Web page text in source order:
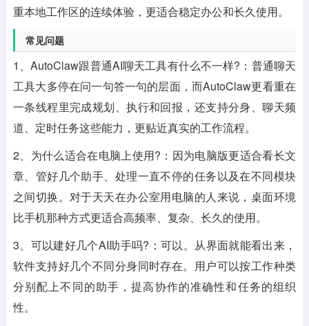
重本地工作区的连续体验，更适合稳定办公和长久使用。
常见问题
1、AutoClaw跟普通AI聊天工具有什么不一样?：普通聊天
工具大多停在问一句答一句的层面，而AutoClaw更看重在
一条线程里完成规划、执行和回报，还支持分身、聊天频
道、定时任务这些能力，更贴近真实的工作流程。
2、为什么适合在电脑上使用?：因为电脑版更适合看长文
章、管好几个助手、处理一直不停的任务以及在不同模块
之间切换。对于天天在办公室用电脑的人来说，桌面环境
比手机那种方式更适合高频率、复杂、长久的使用。
3、可以建好几个AI助手吗?：可以。从界面就能看出来，
软件支持好几个不同分身同时存在。用户可以按工作种类
分别配上不同的助手，提高协作的准确性和任务的组织
性。